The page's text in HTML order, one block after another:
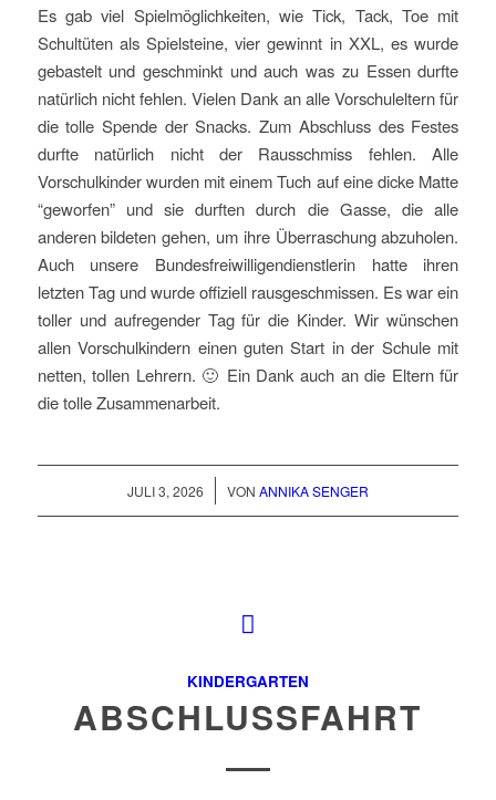
Es gab viel Spielmöglichkeiten, wie Tick, Tack, Toe mit
Schultüten als Spielsteine, vier gewinnt in XXL, es wurde
gebastelt und geschminkt und auch was zu Essen durfte
natürlich nicht fehlen. Vielen Dank an alle Vorschuleltern für
die tolle Spende der Snacks. Zum Abschluss des Festes
durfte natürlich nicht der Rausschmiss fehlen. Alle
Vorschulkinder wurden mit einem Tuch auf eine dicke Matte
“geworfen” und sie durften durch die Gasse, die alle
anderen bildeten gehen, um ihre Überraschung abzuholen.
Auch unsere Bundesfreiwilligendienstlerin hatte ihren
letzten Tag und wurde offiziell rausgeschmissen. Es war ein
toller und aufregender Tag für die Kinder. Wir wünschen
allen Vorschulkindern einen guten Start in der Schule mit
netten, tollen Lehrern. 🙂 Ein Dank auch an die Eltern für
die tolle Zusammenarbeit.
JULI 3, 2026
/ VON ANNIKA SENGER
KINDERGARTEN
ABSCHLUSSFAHRT